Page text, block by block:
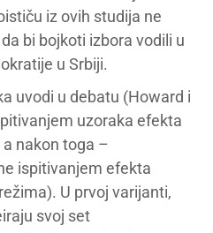
iz ovih studija ne
bi bojkoti izbora vodili u
u Srbiji.
uvodi u debatu (Howard i
uzoraka efekta
nakon toga –
ispitivanjem efekta
U prvoj varijanti,
svoj set